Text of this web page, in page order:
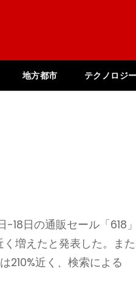
地方都市 テクノロジ
-18日の通販セール「618
増えたと発表した。また
210%近く、検索による